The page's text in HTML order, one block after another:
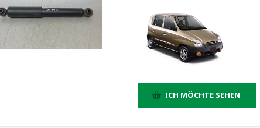
ICH MÖCHTE SEHEN